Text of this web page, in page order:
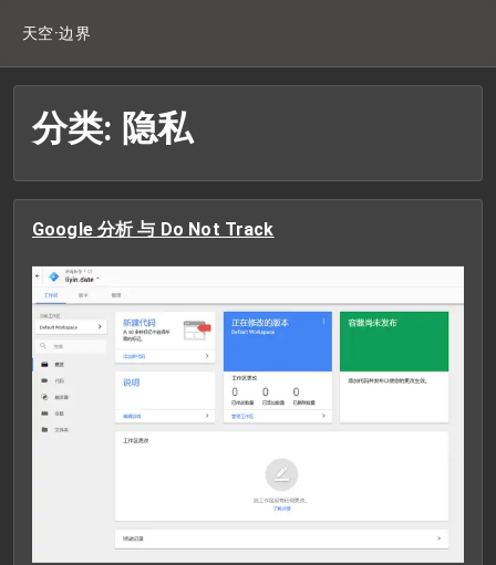
天空·边界
分类: 隐私
Google 分析 与 Do Not Track